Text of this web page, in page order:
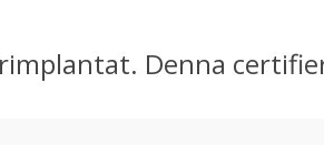
Denna